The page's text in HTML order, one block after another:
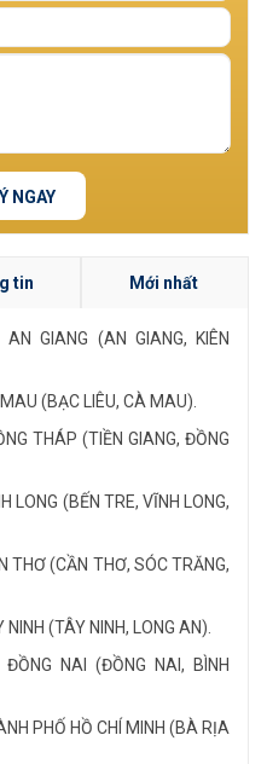
NGAY
tin Mới nhất
GIANG (AN GIANG, KIÊN
(BẠC LIÊU, CÀ MAU).
THÁP (TIỀN GIANG, ĐỒNG
(BẾN TRE, VĨNH LONG,
(CẦN THƠ, SÓC TRĂNG,
(TÂY NINH, LONG AN).
NAI (ĐỒNG NAI, BÌNH
PHỐ HỒ CHÍ MINH (BÀ RỊA